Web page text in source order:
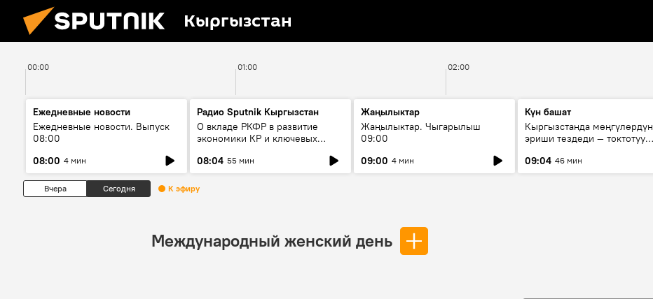
Кыргызстан
00:00 01:00 02:00
Ежедневные новости
Ежедневные новости. Выпуск
08:00
08:00 4 мин
Радио Sputnik Кыргызстан
О вкладе РКФР в развитие
экономики КР и ключевых
08:04 55 мин
Жаңылыктар
Жаңылыктар. Чыгарылыш
09:00
09:00 4 мин
Күн башат
Кыргызстанда мөңгүлөрдүн
эриши тездеди — токтотуу
09:04 46 мин
Вчера Сегодня К эфиру
Международный женский день